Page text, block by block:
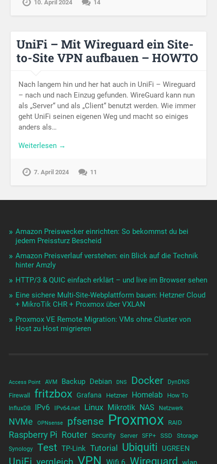
10. April 2024 14
UniFi – Mit Wireguard ein Site-
to-Site VPN aufbauen – HOWTO
Nach langem hin und her hat auch in UniFi – Wireguard
– nach und nach Einzug gefunden. WireGuard kann nun
als „Server“ und als „Client“ benutzt werden. Wie immer
geht UniFi seinen eigenen Weg und macht so einiges
anders als…
Weiterlesen →
7. April 2024 11
Amazon Preiswecker einrichten: So bekommst du bei
jedem Preissturz Bescheid
Amazon Preisverlauf verstehen: ein Blick auf die Technik
hinter Amzly
HTTP/3 & QUIC einfach erklärt – und live im Browser sehen
Eine sichere Multi-Site-Webplattform bauen: Hetzner Cloud
+ MikroTik CHR + Proxmox über VXLAN
Proxmox VE Remote Migration: VMs ohne Cluster von
Host zu Host migrieren
Access Point AVM Backup Debian DNS Docker DynDNS
Firewall fritzbox Grafana Hetzner Homelab How To
InfluxDB IPv6 IPv64.net Linux Mikrotik NAS Netzwerk
NVMe OPNsense pfsense Proxmox RAID
Raspberry Pi Router Security Server SFP+ SSD Storage
Synology Test TP-Link Tutorial Ubiquiti UGREEN
UniFi vergleich VPN Wifi 6 Wireguard